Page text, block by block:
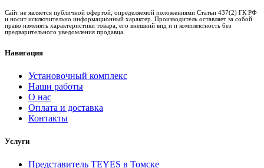
Сайт не является публичной офертой, определяемой положениями Статьи 437(2) ГК РФ
и носит исключительно информационный характер. Производитель оставляет за собой
право изменять характеристики товара, его внешний вид и и комплектность без
предварительного уведомления продавца.
Навигация
Установочный комплекс
Наши работы
О нас
Оплата и доставка
Контакты
Услуги
Представитель TEYES в Томске